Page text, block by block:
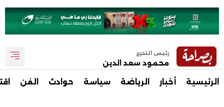
رئيس التحرير
محمود سعد الدين
الرئيسية أخبار الرياضة سياسة حوادث الفن